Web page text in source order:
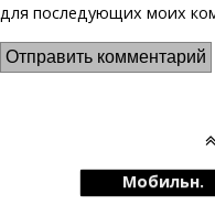
для последующих моих
Мобильн.